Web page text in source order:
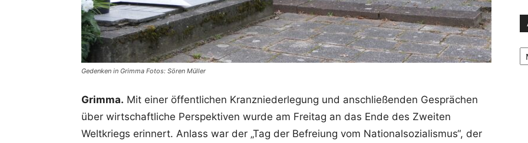
Gedenken in Grimma Fotos: Sören Müller
Grimma. Mit einer öffentlichen Kranzniederlegung und anschließenden Gesprächen
über wirtschaftliche Perspektiven wurde am Freitag an das Ende des Zweiten
Weltkriegs erinnert. Anlass war der „Tag der Befreiung vom Nationalsozialismus“, der